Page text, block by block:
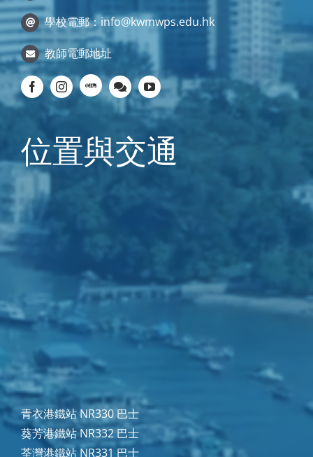
學校電郵： info@kwmwps.edu.hk
教師電郵地址
位置與交通
青衣港鐵站 NR330 巴士
葵芳港鐵站 NR332 巴士
荃灣港鐵站 NR331 巴士